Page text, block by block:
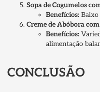
Sopa de Cogumelos
Benefícios: Baixo
Creme de Abóbora
Benefícios:
alimentação
CONCLUSÃO